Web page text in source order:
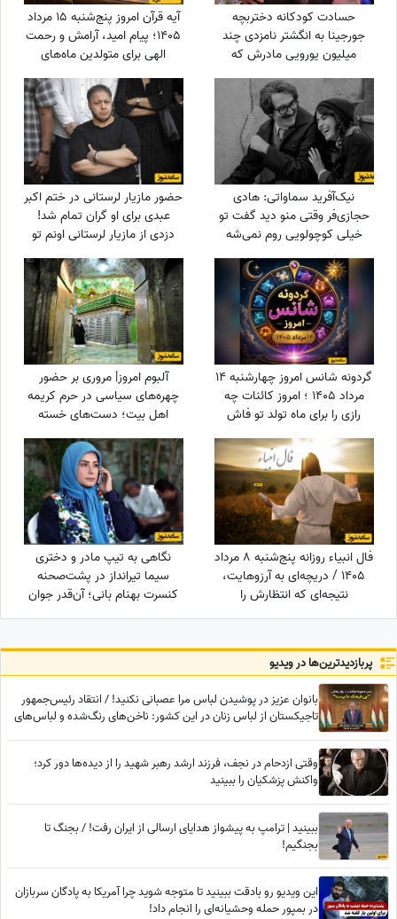
حسادت کودکانه دختربچه
جورجینا به انگشتر نامزدی چند
میلیون یورویی مادرش که
رونالدو به او هدیه داده بود!
آیه قرآن امروز پنج‌شنبه 15 مرداد
1405؛ پیام امید، آرامش و رحمت
الهی برای متولدین ماه‌های
مختلف
نیک‌آفرید سماواتی: هادی
حجازی‌فر وقتی منو دید گفت تو
خیلی کوچولویی روم نمی‌شه
عاشقت بشم !
حضور مازیار لرستانی در ختم اکبر
عبدی برای او گران تمام شد!
دزدی از مازیار لرستانی اونم تو
روز روشن!
گردونه شانس امروز چهارشنبه 14
مرداد 1405 ؛ امروز کائنات چه
رازی را برای ماه تولد تو فاش
کرده؟
آلبوم امروز| مروری بر حضور
چهره‌های سیاسی در حرم کریمه
اهل بیت؛ دست‌های خسته
سیاستمداران، گره‌خورده به ضریح
امید
فال انبیاء روزانه پنج‌شنبه 8 مرداد
1405 / دریچه‌ای به آرزوهایت،
نتیجه‌ای که انتظارش را
می‌کشیدی در راه است، یک
زندگی
نگاهی به تیپ مادر و دختری
سیما تیرانداز در پشت‌صحنه
کنسرت بهنام بانی؛ آن‌قدر جوان
که همه گفتند خواهرش است! +
پربازدید‌ترین‌ها در ویدیو
بانوان عزیز در پوشیدن لباس مرا عصبانی نکنید! / انتقاد رئیس‌جمهور
تاجیکستان از لباس زنان در این کشور: ناخن‌های رنگ‌شده و لباس‌های
وقتی ازدحام در نجف، فرزند ارشد رهبر شهید را از دیده‌ها دور کرد؛
واکنش پزشکیان را ببینید
ببینید | ترامپ به پیشواز هدایای ارسالی از ایران رفت! / بجنگ تا
بجنگیم!
این ویدیو رو بادقت ببینید تا متوجه شوید چرا آمریکا به پادگان سربازان
در بمپور حمله وحشیانه‌ای را انجام داد!